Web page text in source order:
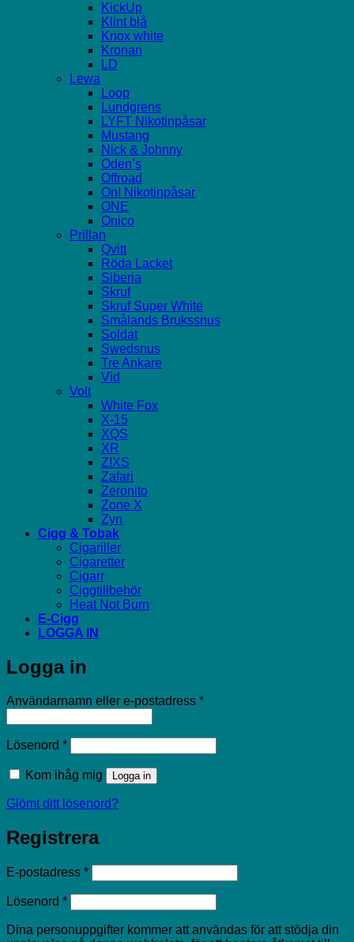
KickUp
Klint blå
Knox white
Kronan
LD
Lewa
Loop
Lundgrens
LYFT Nikotinpåsar
Mustang
Nick & Johnny
Oden’s
Offroad
On! Nikotinpåsar
ONE
Onico
Prillan
Qvitt
Röda Lacket
Siberia
Skruf
Skruf Super White
Smålands Brukssnus
Soldat
Swedsnus
Tre Ankare
Vid
Volt
White Fox
X-15
XQS
XR
Z!XS
Zafari
Zeronito
Zone X
Zyn
Cigg & Tobak
Cigariller
Cigaretter
Cigarr
Ciggtillbehör
Heat Not Burn
E-Cigg
LOGGA IN
Logga in
Användarnamn eller e-postadress *Obligatoriskt
Lösenord *Obligatoriskt
Kom ihåg mig Logga in
Glömt ditt lösenord?
Registrera
E-postadress *Obligatoriskt
Lösenord *Obligatoriskt
Dina personuppgifter kommer att användas för att stödja din